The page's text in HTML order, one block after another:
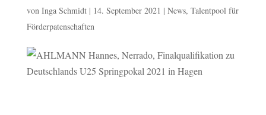
von Inga Schmidt| 14. September 2021 | News, Talentpool für
Förderpatenschaften